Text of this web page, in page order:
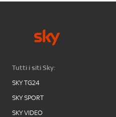
Tutti i siti Sky:
SKY TG24
SKY SPORT
SKY VIDEO